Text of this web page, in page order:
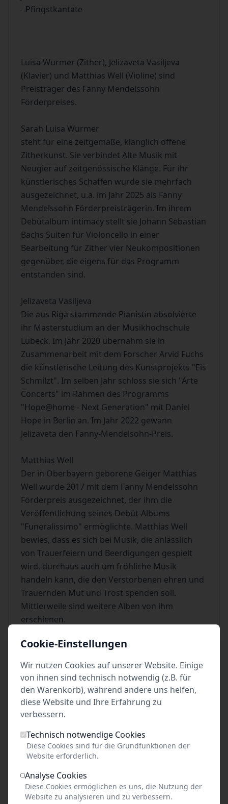
- Pfingstkantate
Luisa Wurmer (Zither), Jelizaveta Vasiljeva
(Klavier) und Matthias Well (Violine) sind
Preisträger des Fanny Mendelssohn
Förderpreises.
Sarah Luisa Wurmer
steht für eine zeitgemäße, klanglich offene
Zitherkunst. Sie verbindet Alte Musik mit
Neugier auf zeitgenössische Klänge. Für ihr
künstlerisches Schaffen wurde sie mehrfach
ausgezeichnet, u.a. im Jahr 2025 als Fanny
Mendelssohn Förderpreisträgerin. Im ihrem
Debütalbum intimacy stellt sie Johann Sebastian
Bachs Suiten für Violoncello in einer
Bearbeitung für Zither vier Neukompositionen
gegenüber, die eigens für das Programm
entstanden sind.
Jelizaveta Vasiljeva
Die aus Riga stammende Pianistin absolvierte
ihr Masterstudium an der Musikhochschule
Lübeck. Im Jahr 2020 übernahm sie in
Zusammenarbeit mit dem Forscher Arvid Fuchs
die künstlerische Leitung des Kunstprojekts "Eis
Schmilzt". Im selben Jahr schloss sie sich "Arte
Concerts" im Rahmen des Programms
"Hope@home - Next Generation" mit Daniel
Hope in Berlin an. Im Jahr 2022 gewann
Jelizaveta den Fanny-Mendelsohn-Preis.
Matthias Well
Der in Oberbayern geborene Geiger Matthias
Well wurde 2017 mit dem Fanny Mendelssohn
Förderpreis ausgezeichnet, der ihm die
Veröffentlichung seines Debüt-Albums
"Funeralissimo" ermöglichte. Matthias Well
bewies, dass es sich bei Musik, die anlässlich
von Trauerfeiern und Beerdigungen gespielt
wird, durchaus auch um fröhliche Musik
handeln kann, die den Verstorbenen ehren und
Trauernden Mut und Trost spenden soll.
Mittlerweile sind weitere Alben von ihm
erschienen.
Anfahrt
+
−
Cookie-Einstellungen
Wir nutzen Cookies auf unserer Website. Einige
von ihnen sind technisch notwendig (z.B. für
den Warenkorb), während andere uns helfen,
diese Website und Ihre Erfahrung zu
verbessern.
Technisch notwendige Cookies
Diese Cookies sind für die Grundfunktionen der
Website erforderlich.
Analyse Cookies
Diese Cookies ermöglichen es uns, die Nutzung der
Website zu analysieren und zu verbessern.